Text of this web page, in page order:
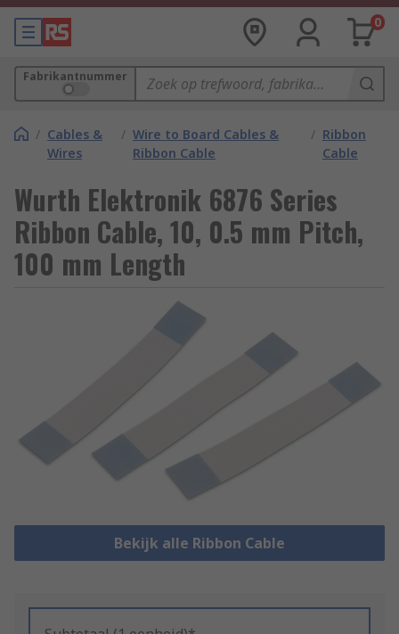
0
Fabrikantnummer
/ Cables &
Wires
/ Wire to Board Cables &
Ribbon Cable
/ Ribbon
Cable
Wurth Elektronik 6876 Series
Ribbon Cable, 10, 0.5 mm Pitch,
100 mm Length
Bekijk alle Ribbon Cable